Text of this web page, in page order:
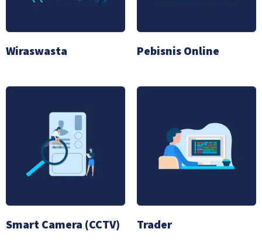
Wiraswasta Pebisnis Online
Smart Camera (CCTV) Trader